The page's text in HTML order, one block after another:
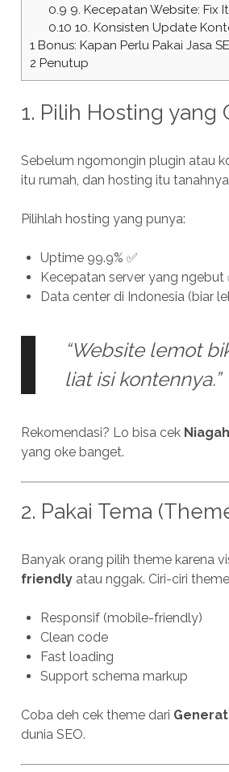
0.9 9. Kecepatan Website: Fix
0.10 10. Konsisten Update
1 Bonus: Kapan Perlu Pakai Jasa
2 Penutup
1. Pilih Hosting yang
Sebelum ngomongin plugin atau
itu rumah, dan hosting itu
Pilihlah hosting yang punya:
Uptime 99.9% ✅
Kecepatan server yang ngebut
Data center di Indonesia (biar
“Website lemot
liat isi kontennya.”
Rekomendasi? Lo bisa cek
yang oke banget.
2. Pakai Tema
Banyak orang pilih theme karena
friendly atau nggak. Ciri-ciri
Responsif (mobile-friendly)
Clean code
Fast loading
Support schema markup
Coba deh cek theme dari
dunia SEO.